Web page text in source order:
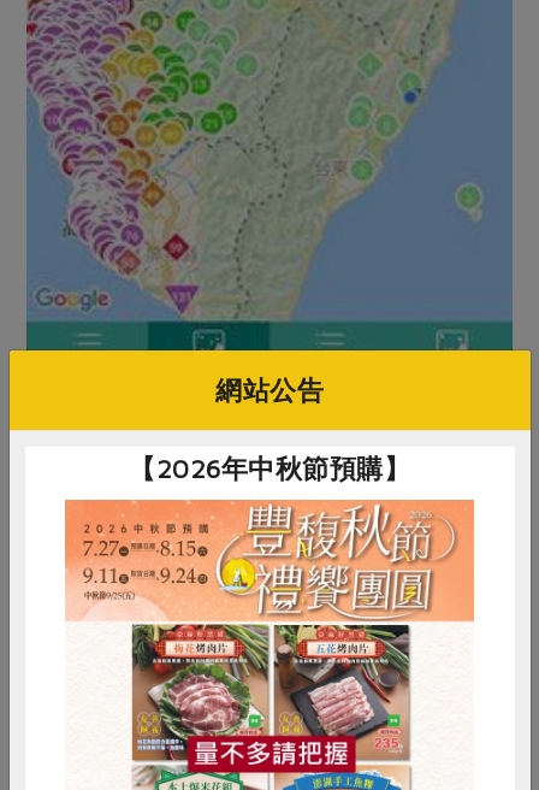
雖然部落也有各種公衛上的問題，但我們來部落後，生活
形式有很大的變化。比如說，只要不下雨，我天天可以把
衣服、棉被曬在外面，晚上睡覺時，可以好好享受陽光的
味道；可讓孩子們從天亮到天黑在戶外盡情地玩耍，甚至
淋到雨也沒有關係；他們一整天在戶外跑來跑去，挖土、
灑水，孩子的衣服每天都有滿滿的汗臭味和泥土，就算如
此，孩子的鼻孔裡不再出現又大又硬的鼻屎，有一次我們
回嘉義幾天，我出發前拍大兒子鼻孔內的照片，幾天後再
回到台東時又檢查一下他的鼻孔就發現，在短短幾天內，
鼻孔又出現了大塊鼻屎，我們在嘉義的那幾天大部分時間
RPET 食譜 減硝酸鹽
雞蛋 食安 共同購買
網站公告
【2026年中秋節預購】